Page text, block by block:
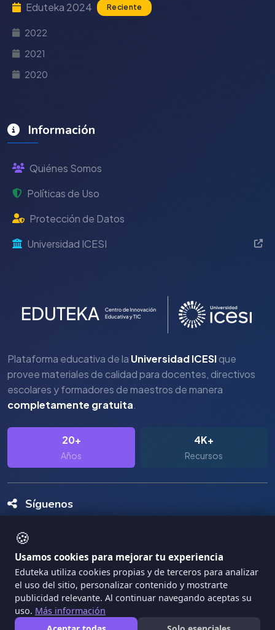
🍪
Usamos cookies para mejorar tu experiencia
Eduteka utiliza cookies propias y de terceros para analizar
el uso del sitio, personalizar contenido y mostrarte
publicidad relevante. Al continuar navegando aceptas su
uso. Más información
Eduteka 2024 Reciente
2022
2021
2020
Información
Quiénes Somos
Políticas de Uso
Protección de Datos
Universidad ICESI
Plataforma educativa de la Universidad ICESIque
provee materiales de calidad para docentes, directivos
escolares y formadores de maestros de manera
completamente gratuita.
20+
Años
4K+
Recursos
Síguenos
Copyright Eduteka 2001-2026 - Universidad ICESI
Términos de Servicio